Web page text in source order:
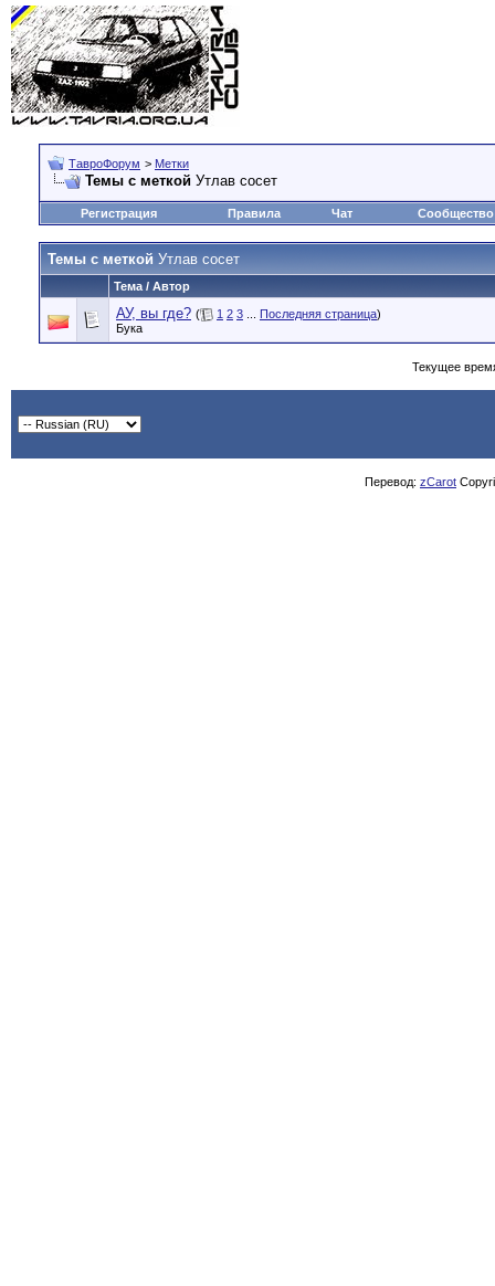
ТавроФорум > Метки
Темы с меткой Утлав сосет
Регистрация Правила Чат Сообщество
Темы с меткой Утлав сосет
Тема / Автор
АУ, вы где? ( 1 2 3 Последняя страница)
Бука
Текущее
Перевод: zCarot